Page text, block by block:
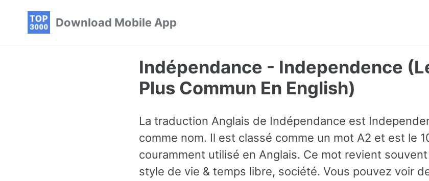
Download Mobile App
Indépendance - Independence
Plus Commun En English)
La traduction Anglais de Indépendance est
comme nom. Il est classé comme un mot A2 et est le
couramment utilisé en Anglais. Ce mot revient
style de vie & temps libre, société. Vous pouvez voir